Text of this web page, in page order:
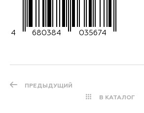
4 680384 035674
ПРЕДЫДУЩИЙ
В КАТАЛОГ